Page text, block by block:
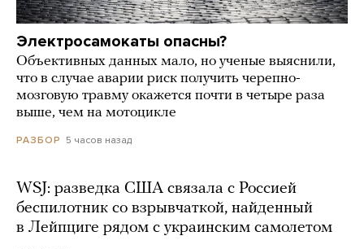
Электросамокаты опасны?
Объективных данных мало, но ученые выяснили,
что в случае аварии риск получить черепно-
мозговую травму окажется почти в четыре раза
выше, чем на мотоцикле
РАЗБОР 5 часов назад
WSJ: разведка США связала с Россией
беспилотник со взрывчаткой, найденный
в Лейпциге рядом с украинским самолетом